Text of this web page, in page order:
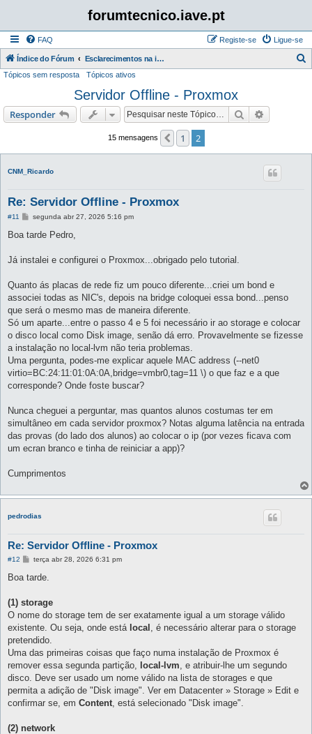
forumtecnico.iave.pt
FAQ Ligue-se
Registe-se
Índice do Fórum Esclarecimentos na instalação e utilização das aplicações para as provas digitais 2026
Tópicos sem resposta Tópicos ativos
Servidor Offline - Proxmox
Responder Pesquisar
15 mensagens Anterior
1 2
CNM_Ricardo
Re: Servidor Offline - Proxmox
#11
M
n
g
segunda abr 27, 2026 5:16 pm
Boa tarde Pedro,
Já instalei e configurei o Proxmox...obrigado pelo tutorial.
Quanto ás placas de rede fiz um pouco diferente...criei um bond e
associei todas as NIC's, depois na bridge coloquei essa bond...penso
que será o mesmo mas de maneira diferente.
Só um aparte...entre o passo 4 e 5 foi necessário ir ao storage e colocar
o disco local como Disk image, senão dá erro. Provavelmente se fizesse
a instalação no local-lvm não teria problemas.
Uma pergunta, podes-me explicar aquele MAC address (--net0
virtio=BC:24:11:01:0A:0A,bridge=vmbr0,tag=11 \) o que faz e a que
corresponde? Onde foste buscar?
Nunca cheguei a perguntar, mas quantos alunos costumas ter em
simultâneo em cada servidor proxmox? Notas alguma latência na entrada
das provas (do lado dos alunos) ao colocar o ip (por vezes ficava com
um ecran branco e tinha de reiniciar a app)?
Cumprimentos
pedrodias
Re: Servidor Offline - Proxmox
#12
M
n
g
m
terça abr 28, 2026 6:31 pm
Boa tarde.
(1) storage
O nome do storage tem de ser exatamente igual a um storage válido
existente. Ou seja, onde está local , é necessário alterar para o storage
pretendido.
Uma das primeiras coisas que faço numa instalação de Proxmox é
remover essa segunda partição, local-lvm , e atribuir-lhe um segundo
disco. Deve ser usado um nome válido na lista de storages e que
permita a adição de "Disk image". Ver em Datacenter » Storage » Edit e
confirmar se, em Content , está selecionado "Disk image".
(2) network